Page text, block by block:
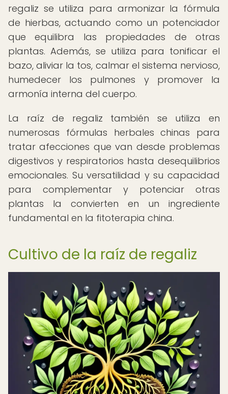
regaliz se utiliza para armonizar la fórmula
de hierbas, actuando como un potenciador
que equilibra las propiedades de otras
plantas. Además, se utiliza para tonificar el
bazo, aliviar la tos, calmar el sistema nervioso,
humedecer los pulmones y promover la
armonía interna del cuerpo.
La raíz de regaliz también se utiliza en
numerosas fórmulas herbales chinas para
tratar afecciones que van desde problemas
digestivos y respiratorios hasta desequilibrios
emocionales. Su versatilidad y su capacidad
para complementar y potenciar otras
plantas la convierten en un ingrediente
fundamental en la fitoterapia china.
Cultivo de la raíz de regaliz